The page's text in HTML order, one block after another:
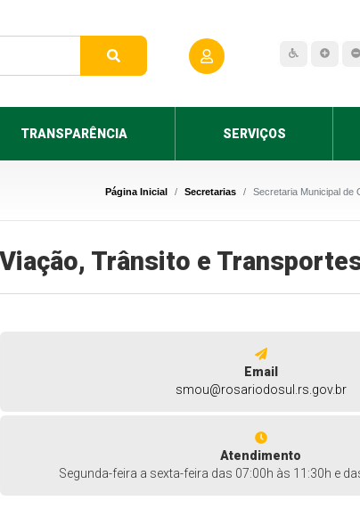
TRANSPARÊNCIA SERVIÇOS
Página Inicial Secretarias Secretaria Municipal de
Trânsito e
Email
smou@rosariodosul.rs.gov.br
Atendimento
Segunda-feira a sexta-feira das 07:00h às 11:30h e